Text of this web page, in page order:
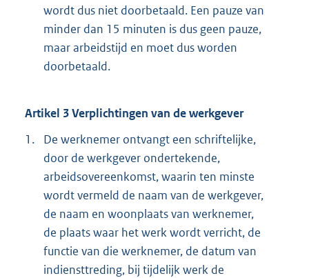
wordt dus niet doorbetaald. Een pauze van
minder dan 15 minuten is dus geen pauze,
maar arbeidstijd en moet dus worden
doorbetaald.
Artikel 3 Verplichtingen van de werkgever
1.
De werknemer ontvangt een schriftelijke,
door de werkgever ondertekende,
arbeidsovereenkomst, waarin ten minste
wordt vermeld de naam van de werkgever,
de naam en woonplaats van werknemer,
de plaats waar het werk wordt verricht, de
functie van die werknemer, de datum van
indiensttreding, bij tijdelijk werk de